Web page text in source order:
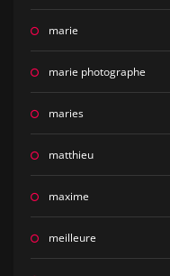
marie
marie photographe
maries
matthieu
maxime
meilleure